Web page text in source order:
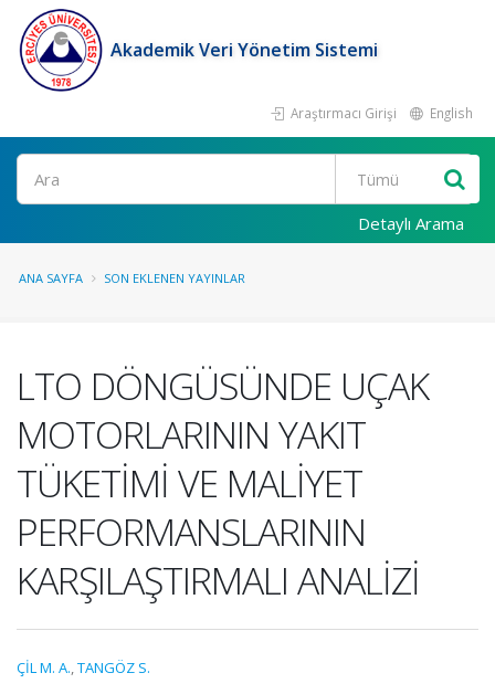
Akademik Veri Yönetim Sistemi
Araştırmacı Girişi English
Ara
Detaylı Arama
ANA SAYFA SON EKLENEN YAYINLAR
LTO DÖNGÜSÜNDE UÇAK
MOTORLARININ YAKIT
TÜKETİMİ VE MALİYET
PERFORMANSLARININ
KARŞILAŞTIRMALI ANALİZİ
ÇİL M. A.,TANGÖZ S.